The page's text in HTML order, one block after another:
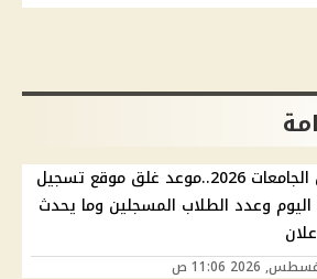
تنسيق الجامعات 2026..موعد غلق موقع تسجيل
اليوم وعدد الطلاب المسجلين وما يحدث